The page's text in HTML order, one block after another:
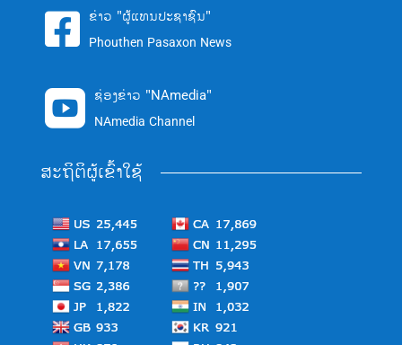
 ຂ່າວ "ຜູ້ແທນປະຊາຊົນ"
Phouthen Pasaxon News
 ຊ່ອງຂ່າວ "NAmedia"
NAmedia Channel
ສະຖິຕິຜູ້ເຂົ້າໃຊ້